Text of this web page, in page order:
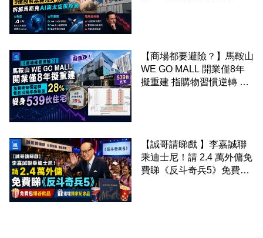
【商場都要避險？】馬鞍山
WE GO MALL 開業僅8年
擬重建 指購物習慣逆轉 餐
【誠哥請睇戲 】李嘉誠聯
乘迪士尼！請 2.4 萬外傭免
費睇《反斗奇兵5》免費包